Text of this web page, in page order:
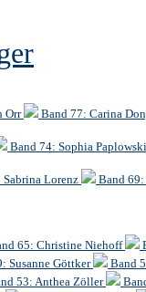
Orr
Band 77: Carina
Band 74: Sophia
Lorenz
Band
65: Christine Niehoff
Susanne Göttker
Band
53: Anthea Zöller